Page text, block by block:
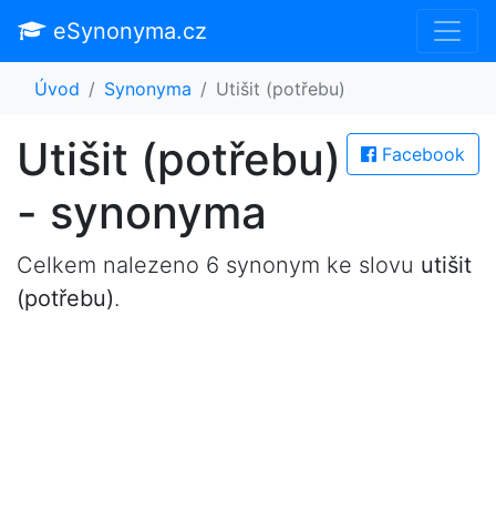
eSynonyma.cz
Úvod Synonyma Utišit (potřebu)
Facebook
Utišit (potřebu)
- synonyma
Celkem nalezeno 6 synonym ke slovu utišit
(potřebu).